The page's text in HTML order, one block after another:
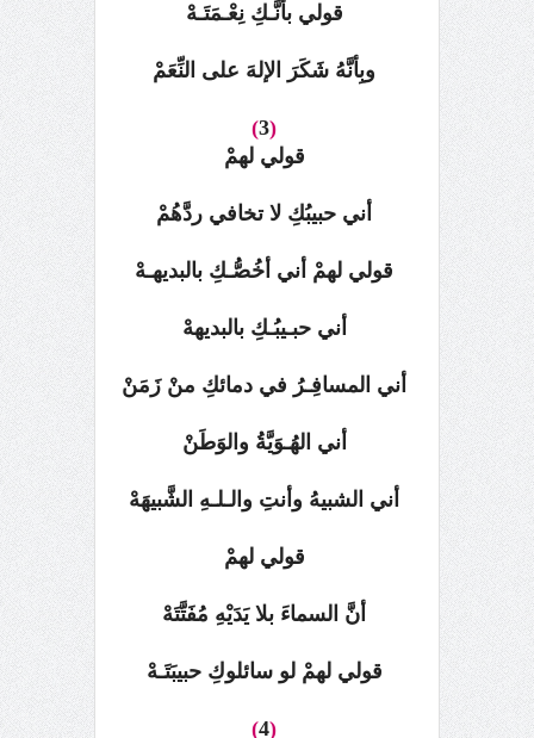
قولي بأنَّـكِ نِعْـمَتَـهْ
وبِأنَّهُ شَكَرَ الإلهَ على النِّعَمْ
(
3
)
قولي لهمْ
أني حبيبُكِ لا تخافي ردَّهُمْ
قولي لهمْ أني أخُصُّـكِ بالبديهـهْ
أني حبـيبُـكِ بالبديههْ
أني المسافِـرُ في دمائكِ منْ زَمَنْ
أني الهُـوَيَّةُ والوَطَنْ
أني الشبيهُ وأنتِ والـلـهِ الشَّبيهَهْ
قولي لهمْ
أنَّ السماءَ بلا يَدَيْهِ مُفَتَّتَهْ
قولي لهمْ لو سائلوكِ حبيبَتَـهْ
(
4
)